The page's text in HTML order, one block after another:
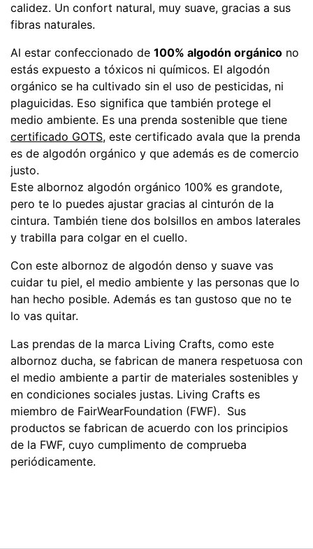
calidez. Un confort natural, muy suave, gracias a sus
fibras naturales.
Al estar confeccionado de 100% algodón orgánico no
estás expuesto a tóxicos ni químicos. El algodón
orgánico se ha cultivado sin el uso de pesticidas, ni
plaguicidas. Eso significa que también protege el
medio ambiente. Es una prenda sostenible que tiene
certificado GOTS, este certificado avala que la prenda
es de algodón orgánico y que además es de comercio
justo.
Este albornoz algodón orgánico 100% es grandote,
pero te lo puedes ajustar gracias al cinturón de la
cintura. También tiene dos bolsillos en ambos laterales
y trabilla para colgar en el cuello.
Con este albornoz de algodón denso y suave vas
cuidar tu piel, el medio ambiente y las personas que lo
han hecho posible. Además es tan gustoso que no te
lo vas quitar.
Las prendas de la marca Living Crafts, como este
albornoz ducha, se fabrican de manera respetuosa con
el medio ambiente a partir de materiales sostenibles y
en condiciones sociales justas. Living Crafts es
miembro de FairWearFoundation (FWF). Sus
productos se fabrican de acuerdo con los principios
de la FWF, cuyo cumplimento de comprueba
periódicamente.